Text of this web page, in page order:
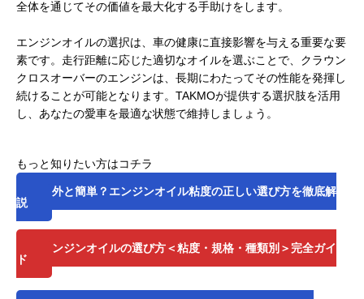
全体を通じてその価値を最大化する手助けをします。
エンジンオイルの選択は、車の健康に直接影響を与える重要な要
素です。走行距離に応じた適切なオイルを選ぶことで、クラウン
クロスオーバーのエンジンは、長期にわたってその性能を発揮し
続けることが可能となります。TAKMOが提供する選択肢を活用
し、あなたの愛車を最適な状態で維持しましょう。
もっと知りたい方はコチラ
意外と簡単？エンジンオイル粘度の正しい選び方を徹底解
説
エンジンオイルの選び方＜粘度・規格・種類別＞完全ガイ
ド